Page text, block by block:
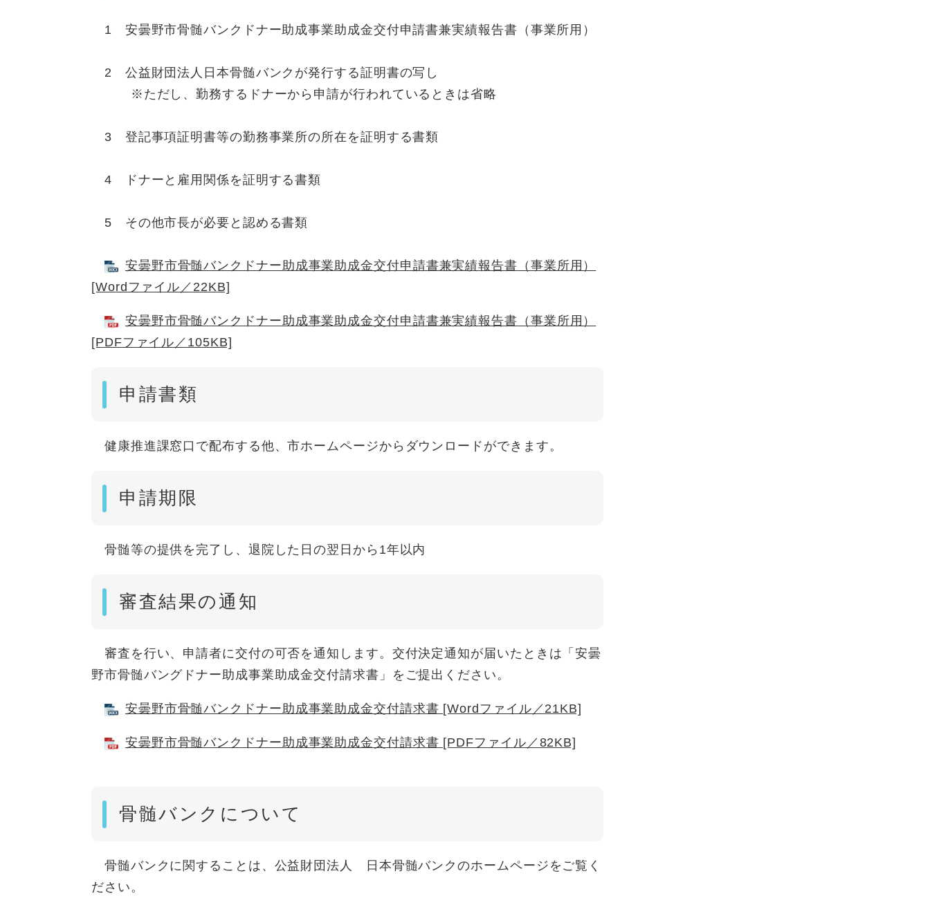
1 安曇野市骨髄バンクドナー助成事業助成金交付申請書兼実績報告書（事業所用）
2 公益財団法人日本骨髄バンクが発行する証明書の写し
※ただし、勤務するドナーから申請が行われているときは省略
3 登記事項証明書等の勤務事業所の所在を証明する書類
4 ドナーと雇用関係を証明する書類
5 その他市長が必要と認める書類
安曇野市骨髄バンクドナー助成事業助成金交付申請書兼実績報告書（事業所用）
[Wordファイル／22KB]
安曇野市骨髄バンクドナー助成事業助成金交付申請書兼実績報告書（事業所用）
[PDFファイル／105KB]
申請書類
健康推進課窓口で配布する他、市ホームページからダウンロードができます。
申請期限
骨髄等の提供を完了し、退院した日の翌日から1年以内
審査結果の通知
審査を行い、申請者に交付の可否を通知します。交付決定通知が届いたときは「安曇
野市骨髄バングドナー助成事業助成金交付請求書」をご提出ください。
安曇野市骨髄バンクドナー助成事業助成金交付請求書 [Wordファイル／21KB]
安曇野市骨髄バンクドナー助成事業助成金交付請求書 [PDFファイル／82KB]
骨髄バンクについて
骨髄バンクに関することは、公益財団法人 日本骨髄バンクのホームページをご覧く
ださい。